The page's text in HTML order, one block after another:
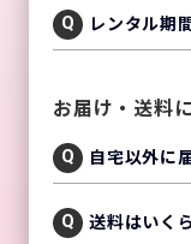
レンタル期
お届け・送料
自宅以外に
送料はいく